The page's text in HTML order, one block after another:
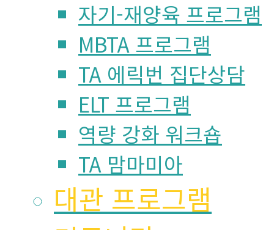
자기-재양육 프로그램
MBTA 프로그램
TA 에릭번 집단상담
ELT 프로그램
역량 강화 워크숍
TA 맘마미아
대관 프로그램